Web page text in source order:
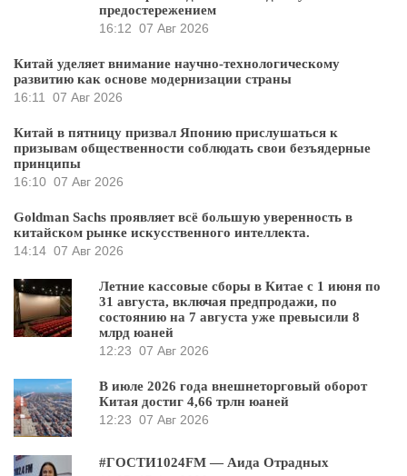
предостережением
16:12 07 Авг 2026
Китай уделяет внимание научно-технологическому
развитию как основе модернизации страны
16:11
07 Авг 2026
Китай в пятницу призвал Японию прислушаться к
призывам общественности соблюдать свои безъядерные
принципы
16:10 07 Авг 2026
Goldman Sachs проявляет всё большую уверенность в
китайском рынке искусственного интеллекта.
14:14 07 Авг 2026
Летние кассовые сборы в Китае с 1 июня по
31 августа, включая предпродажи, по
состоянию на 7 августа уже превысили 8
млрд юаней
12:23 07 Авг 2026
В июле 2026 года внешнеторговый оборот
Китая достиг 4,66 трлн юаней
12:23 07 Авг 2026
#ГОСТИ1024FM — Аида Отрадных